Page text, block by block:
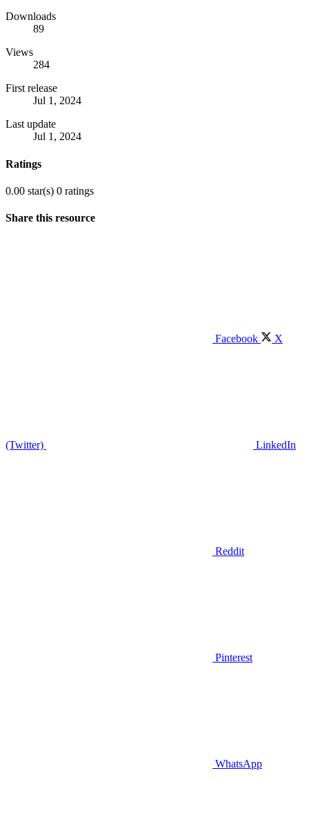
Downloads
89
Views
284
First release
Jul 1, 2024
Last update
Jul 1, 2024
Ratings
0.00 star(s) 0 ratings
Share this resource
Facebook X
(Twitter) LinkedIn
Reddit
Pinterest
WhatsApp